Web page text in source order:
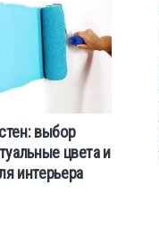
выбор
цвета и
интерьера